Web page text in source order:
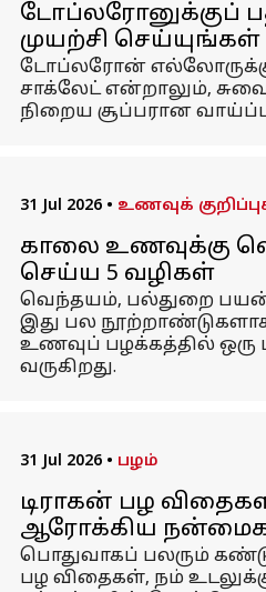
டோப்லரோனுக்குப்
முயற்சி செய்யுங்கள்
டோப்லரோன்
சாக்லேட் என்றாலும்,
நிறைய சூப்பரான
31 Jul 2026 • உணவுக்
காலை உணவுக்கு
செய்ய 5 வழிகள்
வெந்தயம், பல்துறை பயன்
இது பல
உணவுப் பழக்கத்தில் ஒரு
வருகிறது.
31 Jul 2026 • பழம்
டிராகன் பழ
ஆரோக்கிய
பொதுவாகப் பலரும்
பழ விதைகள், நம்